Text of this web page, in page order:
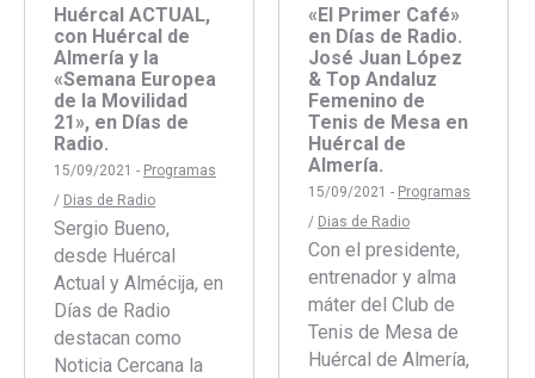
Huércal ACTUAL,
con Huércal de
Almería y la
«Semana Europea
de la Movilidad
21», en Días de
Radio.
15/09/2021 - Programas
/ Dias de Radio
Sergio Bueno,
desde Huércal
Actual y Almécija, en
Días de Radio
destacan como
Noticia Cercana la
«El Primer Café»
en Días de Radio.
José Juan López
& Top Andaluz
Femenino de
Tenis de Mesa en
Huércal de
Almería.
15/09/2021 - Programas
/ Dias de Radio
Con el presidente,
entrenador y alma
máter del Club de
Tenis de Mesa de
Huércal de Almería,